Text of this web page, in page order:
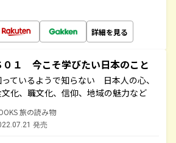
詳細を見る
０１ 今こそ学びたい日本のこと
っているようで知らない 日本人の心、
化、職文化、信仰、地域の魅力など
旅の読み物
発売